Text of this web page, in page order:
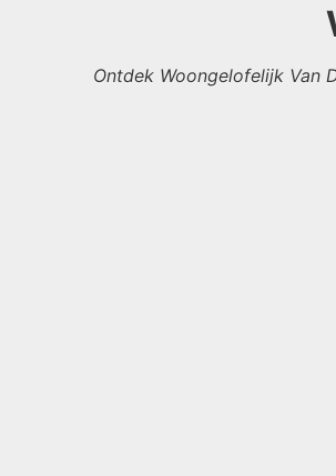
Ontdek Woongelofelijk Van